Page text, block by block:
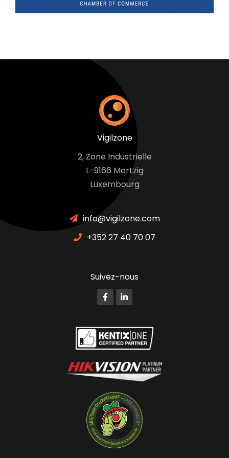
Vigilzone
2, Zone Industrielle
L-9166 Mertzig
Luxembourg
info@vigilzone.com
+352 27 40 70 07
Suivez-nous